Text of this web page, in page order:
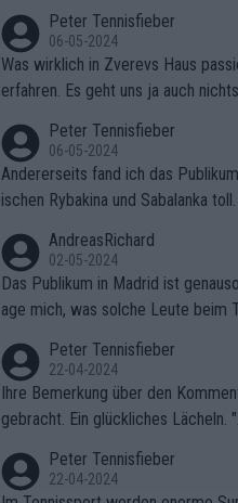
Peter Tennisfieber
06-05-2024
Was wirklich in Zverevs Haus
erfahren. Es geht uns ja auch
Peter Tennisfieber
06-05-2024
Andererseits fand ich das
ischen Rybakina und Sabalanka
AndreasRichard
02-05-2024
Das Publikum in Madrid ist
age mich, was solche Leute beim
ben.
Peter Tennisfieber
22-04-2024
Ihre Bemerkung über den
gebracht. Ein glückliches Lächeln.
Peter Tennisfieber
22-04-2024